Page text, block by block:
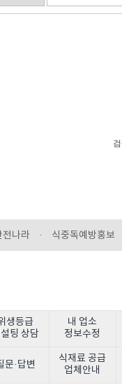
전나라 · 식중독예방홍보
생등급
팅 상담
내 업소
정보수정
문·답변
식재료 공급
업체안내